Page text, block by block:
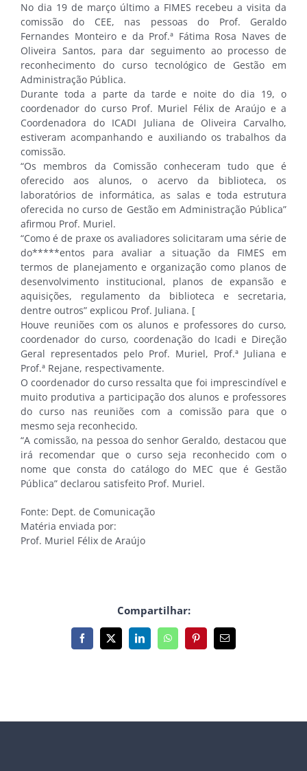
No dia 19 de março último a FIMES recebeu a visita da
comissão do CEE, nas pessoas do Prof. Geraldo
Fernandes Monteiro e da Prof.ª Fátima Rosa Naves de
Oliveira Santos, para dar seguimento ao processo de
reconhecimento do curso tecnológico de Gestão em
Administração Pública.
Durante toda a parte da tarde e noite do dia 19, o
coordenador do curso Prof. Muriel Félix de Araújo e a
Coordenadora do ICADI Juliana de Oliveira Carvalho,
estiveram acompanhando e auxiliando os trabalhos da
comissão.
“Os membros da Comissão conheceram tudo que é
oferecido aos alunos, o acervo da biblioteca, os
laboratórios de informática, as salas e toda estrutura
oferecida no curso de Gestão em Administração Pública”
afirmou Prof. Muriel.
“Como é de praxe os avaliadores solicitaram uma série de
do*****entos para avaliar a situação da FIMES em
termos de planejamento e organização como planos de
desenvolvimento institucional, planos de expansão e
aquisições, regulamento da biblioteca e secretaria,
dentre outros” explicou Prof. Juliana. [
Houve reuniões com os alunos e professores do curso,
coordenador do curso, coordenação do Icadi e Direção
Geral representados pelo Prof. Muriel, Prof.ª Juliana e
Prof.ª Rejane, respectivamente.
O coordenador do curso ressalta que foi imprescindível e
muito produtiva a participação dos alunos e professores
do curso nas reuniões com a comissão para que o
mesmo seja reconhecido.
“A comissão, na pessoa do senhor Geraldo, destacou que
irá recomendar que o curso seja reconhecido com o
nome que consta do catálogo do MEC que é Gestão
Pública” declarou satisfeito Prof. Muriel.
Fonte: Dept. de Comunicação
Matéria enviada por:
Prof. Muriel Félix de Araújo
Compartilhar:
Facebook
X LinkedInWhatsAppPinterest
E-
mail